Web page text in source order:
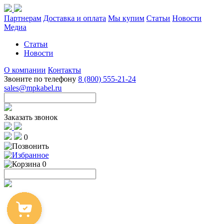
Партнерам Доставка и оплата Мы купим Статьи Новости
Медиа
Статьи
Новости
О компании Контакты
Звоните по телефону 8 (800) 555-21-24
sales@mpkabel.ru
Заказать звонок
0
0